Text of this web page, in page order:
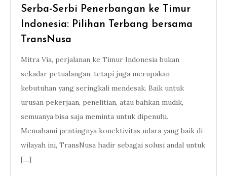
Serba-Serbi Penerbangan ke Timur
Indonesia: Pilihan Terbang bersama
TransNusa
Mitra Via, perjalanan ke Timur Indonesia bukan
sekadar petualangan, tetapi juga merupakan
kebutuhan yang seringkali mendesak. Baik untuk
urusan pekerjaan, penelitian, atau bahkan mudik,
semuanya bisa saja meminta untuk dipenuhi.
Memahami pentingnya konektivitas udara yang baik di
wilayah ini, TransNusa hadir sebagai solusi andal untuk
[…]